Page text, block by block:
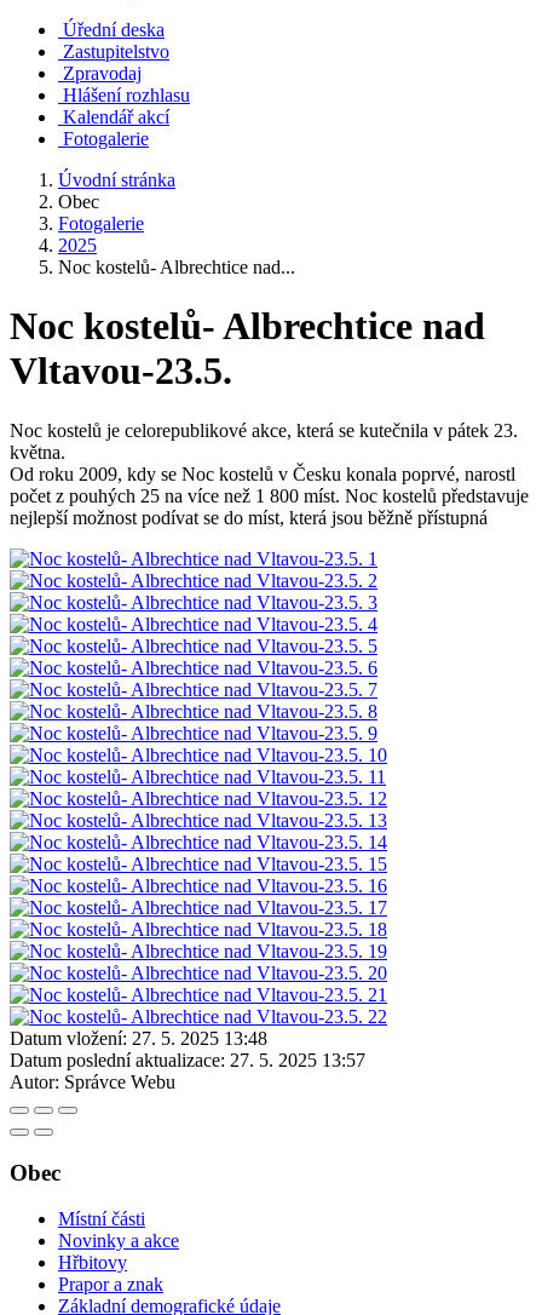
Úřední deska
Zastupitelstvo
Zpravodaj
Hlášení rozhlasu
Kalendář akcí
Fotogalerie
Úvodní stránka
Obec
Fotogalerie
2025
Noc kostelů- Albrechtice nad...
Noc kostelů- Albrechtice nad
Vltavou-23.5.
Noc kostelů je celorepublikové akce, která se kutečnila v pátek 23.
května.
Od roku 2009, kdy se Noc kostelů v Česku konala poprvé, narostl
počet z pouhých 25 na více než 1 800 míst. Noc kostelů představuje
nejlepší možnost podívat se do míst, která jsou běžně přístupná
Datum vložení: 27. 5. 2025 13:48
Datum poslední aktualizace: 27. 5. 2025 13:57
Autor: Správce Webu
Obec
Místní části
Novinky a akce
Hřbitovy
Prapor a znak
Základní demografické údaje